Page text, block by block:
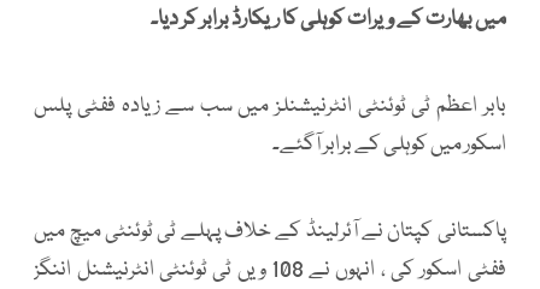
میں بھارت کے ویرات کوہلی کا ریکارڈ برابر کر دیا۔
بابر اعظم ٹی ٹوئنٹی انٹرنیشنلز میں سب سے زیادہ ففٹی پلس
اسکور میں کوہلی کے برابر آگئے۔
پاکستانی کپتان نے آئرلینڈ کے خلاف پہلے ٹی ٹوئنٹی میچ میں
ففٹی اسکور کی ، انہوں نے 108 ویں ٹی ٹوئنٹی انٹرنیشنل اننگز